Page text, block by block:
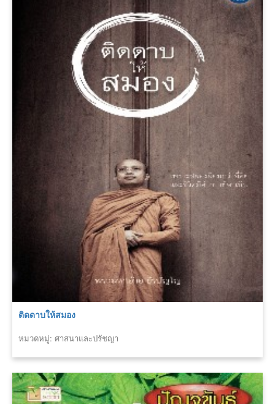
ติดดาบให้สมอง
หมวดหมู่: ศาสนาและปรัชญา